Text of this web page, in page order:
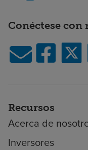
Conéctese con
Recursos
Acerca de
Inversores